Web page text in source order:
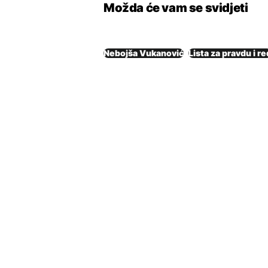
Možda će vam se svidjeti
Nebojša Vukanović Lista za pravdu i